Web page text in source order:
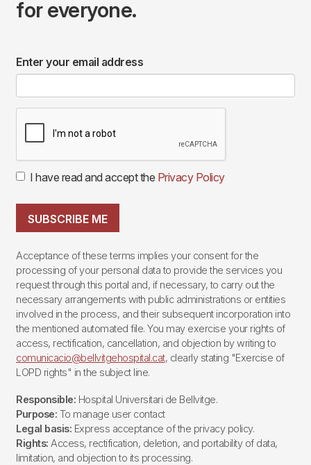
for everyone.
Enter your email address
I have read and accept the Privacy Policy
SUBSCRIBE ME
Acceptance of these terms implies your consent for the
processing of your personal data to provide the services you
request through this portal and, if necessary, to carry out the
necessary arrangements with public administrations or entities
involved in the process, and their subsequent incorporation into
the mentioned automated file. You may exercise your rights of
access, rectification, cancellation, and objection by writing to
comunicacio@bellvitgehospital.cat, clearly stating "Exercise of
LOPD rights" in the subject line.
Responsible: Hospital Universitari de Bellvitge.
Purpose: To manage user contact
Legal basis: Express acceptance of the privacy policy.
Rights: Access, rectification, deletion, and portability of data,
limitation, and objection to its processing.